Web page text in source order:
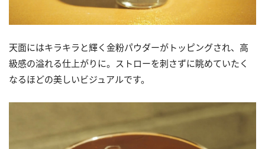
天面にはキラキラと輝く金粉パウダーがトッピングされ、高
級感の溢れる仕上がりに。ストローを刺さずに眺めていたく
なるほどの美しいビジュアルです。